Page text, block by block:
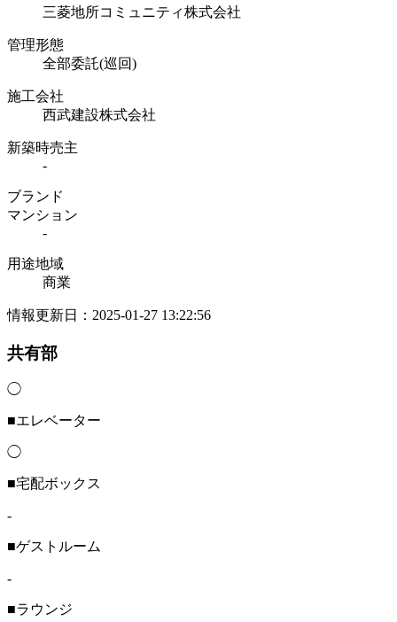
三菱地所コミュニティ株式会社
管理形態
全部委託(巡回)
施工会社
西武建設株式会社
新築時売主
-
ブランド
マンション
-
用途地域
商業
情報更新日：2025-01-27 13:22:56
共有部
◯
■エレベーター
◯
■宅配ボックス
-
■ゲストルーム
-
■ラウンジ